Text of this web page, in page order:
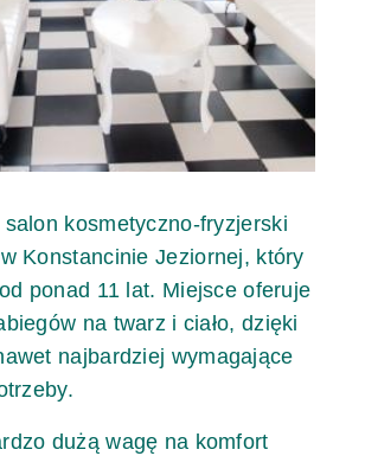
kosmetyczno-fryzjerski
Konstancinie Jeziornej, który
ponad 11 lat. Miejsce oferuje
na twarz i ciało, dzięki
najbardziej wymagające
dużą wagę na komfort